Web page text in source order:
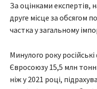
За оцінками експертів,
друге місце за обсягом
частка у загальному
Минулого року
Євросоюзу 15,5 млн
ніж у 2021 році,